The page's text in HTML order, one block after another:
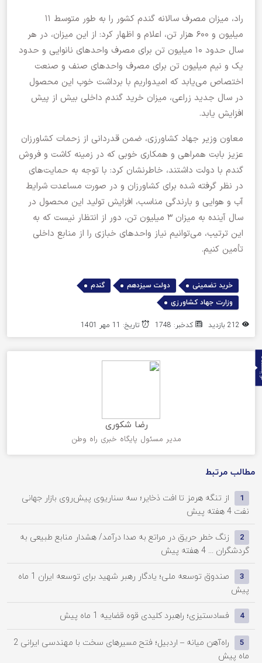
راد، میزان مصرف سالانه گندم کشور را به طور متوسط ۱۱
میلیون و ۶۰۰ هزار تن، اعلام و اظهار کرد: از این میزان، در هر
سال حدود ۱۰ میلیون تن برای مصرف واحدهای نانوایی و حدود
یک و نیم میلیون تن برای مصرف واحدهای صنف و صنعت
اختصاص می‌یابد که امیدواریم با برداشت خوب این محصول
در سال جدید زراعی، میزان خرید گندم داخلی بیش از پیش
افزایش یابد.
معاون وزیر جهاد کشاورزی، ضمن قدردانی از زحمات کشاورزان
عزیز بابت همراهی و همکاری خوبی که در زمینه کاشت و فروش
گندم با دولت داشتند، خاطرنشان کرد: با توجه به حمایت‌های
در نظر گرفته شده برای کشاورزان و در صورت مساعدت شرایط
آب و هوایی و بارندگی مناسب، افزایش تولید این محصول در
سال آینده به میزان ۳ میلیون تن، دور از انتظار نیست که به
این ترتیب، می‌توانیم نیاز واحدهای خبازی را از منابع داخلی
تأمین کنیم.
خرید تضمینی , دولت سیزدهم , گندم
وزارت جهاد کشاورزی
کدخبر: 1748 تاریخ: 11 مهر 1401
رضا شکوری
مدیر مسئول پایگاه خبری راه وطن
مطالب مرتبط
1
از تنگه هرمز تا افت ذخایر؛ سه سناریوی پیش‌روی بازار جهانی
نفت 4 هفته پیش
2
زنگ خطر حریق در مراتع به صدا درآمد/ هشدار منابع طبیعی به
گردشگران ... 4 هفته پیش
3 صندوق توسعه ملی؛ یادگار رهبر شهید برای توسعه ایران
1 ماه
پیش
4 فسادستیزی؛ راهبرد کلیدی قوه قضاییه 1 ماه پیش
5 راه‌آهن میانه – اردبیل؛ فتح مسیرهای سخت با مهندسی ایرانی 2
ماه پیش